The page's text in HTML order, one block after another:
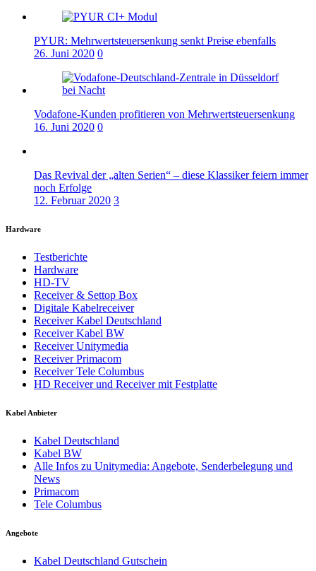
PYUR: Mehrwertsteuersenkung senkt Preise ebenfalls
26. Juni 2020 0
Vodafone-Kunden profitieren von Mehrwertsteuersenkung
16. Juni 2020 0
Das Revival der „alten Serien“ – diese Klassiker feiern immer
noch Erfolge
12. Februar 2020 3
Hardware
Testberichte
Hardware
HD-TV
Receiver & Settop Box
Digitale Kabelreceiver
Receiver Kabel Deutschland
Receiver Kabel BW
Receiver Unitymedia
Receiver Primacom
Receiver Tele Columbus
HD Receiver und Receiver mit Festplatte
Kabel Anbieter
Kabel Deutschland
Kabel BW
Alle Infos zu Unitymedia: Angebote, Senderbelegung und
News
Primacom
Tele Columbus
Angebote
Kabel Deutschland Gutschein